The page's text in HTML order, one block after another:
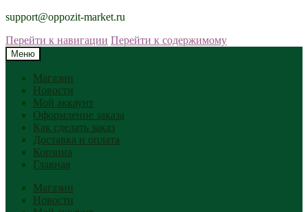
support@oppozit-market.ru
Перейти к навигации Перейти к содержимому
Меню
Магазин
Новости
Мой аккаунт
Оформление заказа
Как сделать заказ
Доставка и оплата
Корзина
Главная
Магазин
Новости